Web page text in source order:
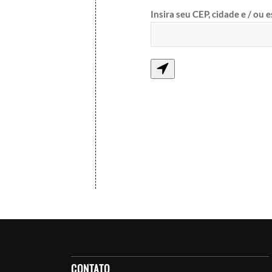
Insira seu CEP, cidade e / ou
CONTATO